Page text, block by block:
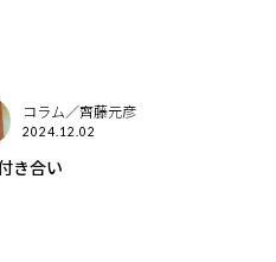
コラム／齊藤元彦
2024.12.02
き合い